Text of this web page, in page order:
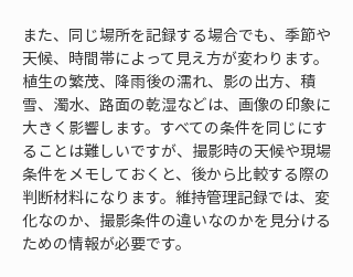
また、同じ場所を記録する場合でも、季節や
天候、時間帯によって見え方が変わります。
植生の繁茂、降雨後の濡れ、影の出方、積
雪、濁水、路面の乾湿などは、画像の印象に
大きく影響します。すべての条件を同じにす
ることは難しいですが、撮影時の天候や現場
条件をメモしておくと、後から比較する際の
判断材料になります。維持管理記録では、変
化なのか、撮影条件の違いなのかを見分ける
ための情報が必要です。